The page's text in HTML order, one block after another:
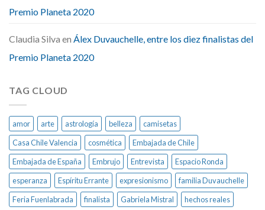
Premio Planeta 2020
Claudia Silva en Álex Duvauchelle, entre los diez finalistas del
Premio Planeta 2020
TAG CLOUD
amor arte astrología belleza
camisetas
Casa Chile Valencia
cosmética
Embajada de Chile
Embajada de España
Embrujo Entrevista
Espacio Ronda
esperanza
Espíritu Errante expresionismo
familia Duvauchelle
Feria Fuenlabrada
finalista Gabriela Mistral
hechos reales